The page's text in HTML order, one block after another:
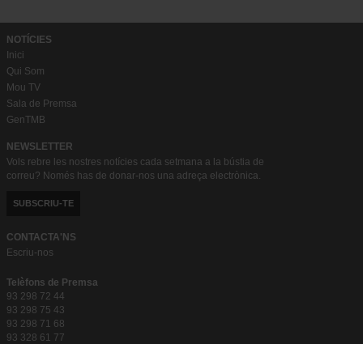
NOTÍCIES
Inici
Qui Som
Mou TV
Sala de Premsa
GenTMB
NEWSLETTER
Vols rebre les nostres notícies cada setmana a la bústia de
correu? Només has de donar-nos una adreça electrònica.
SUBSCRIU-TE
CONTACTA'NS
Escriu-nos
Telèfons de Premsa
93 298 72 44
93 298 75 43
93 298 71 68
93 328 61 77